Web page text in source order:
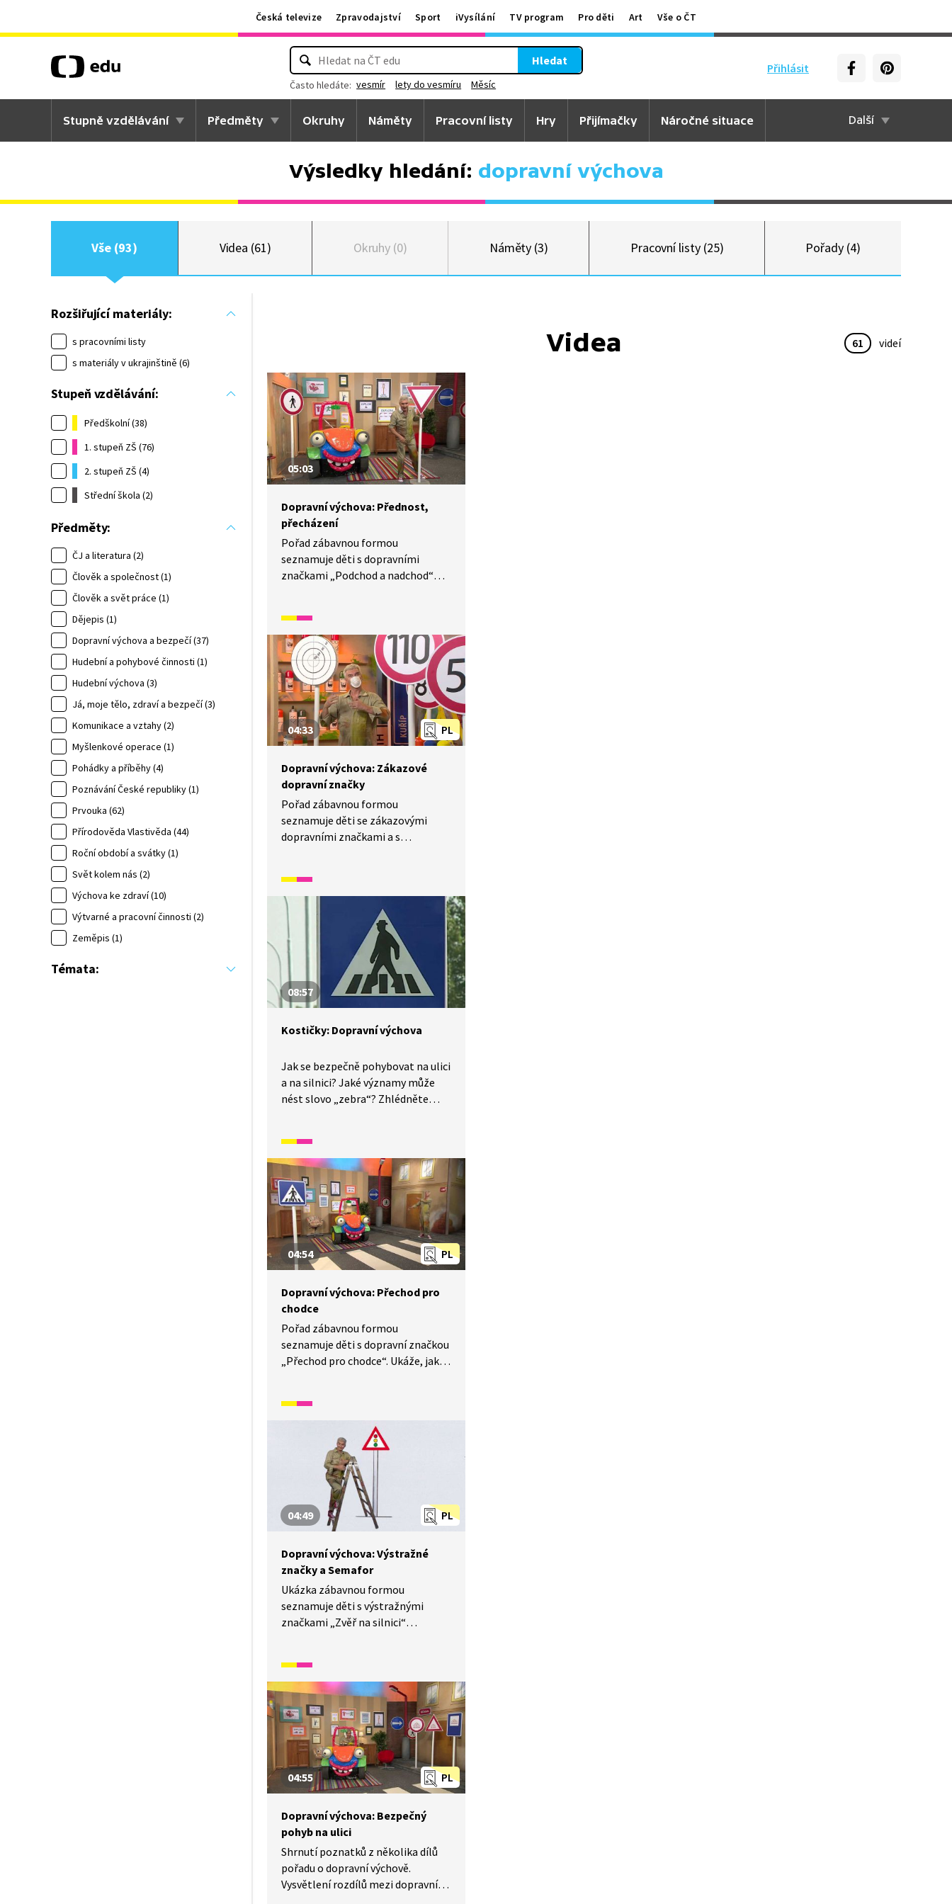
Česká televize Zpravodajství Sport iVysílání TV program Pro děti Art Vše o ČT
Přihlásit
Hledat
Často hledáte: vesmír lety do vesmíru Měsíc
Stupně vzdělávání Předměty Okruhy Náměty Pracovní listy Hry Přijímačky Náročné situace Další
Výsledky hledání: dopravní výchova
Vše (93) Videa (61) Okruhy (0) Náměty (3) Pracovní listy (25) Pořady (4)
Rozšiřující materiály:
s pracovními listy
s materiály v ukrajinštině (6)
Stupeň vzdělávání:
Předškolní (38)
1. stupeň ZŠ (76)
2. stupeň ZŠ (4)
Střední škola (2)
Předměty:
ČJ a literatura (2)
Člověk a společnost (1)
Člověk a svět práce (1)
Dějepis (1)
Dopravní výchova a bezpečí (37)
Hudební a pohybové činnosti (1)
Hudební výchova (3)
Já, moje tělo, zdraví a bezpečí (3)
Komunikace a vztahy (2)
Myšlenkové operace (1)
Pohádky a příběhy (4)
Poznávání České republiky (1)
Prvouka (62)
Přírodověda Vlastivěda (44)
Roční období a svátky (1)
Svět kolem nás (2)
Výchova ke zdraví (10)
Výtvarné a pracovní činnosti (2)
Zeměpis (1)
Témata:
Videa 61 videí
05:03
Dopravní výchova: Přednost,
přecházení
Pořad zábavnou formou
seznamuje děti s dopravními
značkami „Podchod a nadchod“
s červeným okrajem člověka chrání
před nebezpečím, například
„Zákaz vstupu chodců“.
PL
04:33
Dopravní výchova: Zákazové
dopravní značky
Pořad zábavnou formou
seznamuje děti se zákazovými
dopravními značkami a s
značky slouží a proč se musejí
dodržovat. Dále si díky názorné
ukázce uvědomí, jak je důležité mít
bezpečnostní zábrany a dbát
na bezpečný pohyb na chodníku
vedle silnice.
08:57
Kostičky: Dopravní výchova
Jak se bezpečně pohybovat na ulici
a na silnici? Jaké významy může
nést slovo „zebra“? Zhlédněte
značek, bezpečného cestování
autem i ochrany před úrazy na kole.
PL
04:54
Dopravní výchova: Přechod pro
chodce
Pořad zábavnou formou
seznamuje děti s dopravní značkou
„Přechod pro chodce“. Ukáže, jak
na silnici“. Dále se v pořadu
objevuje názorná ukázka toho,
jakým způsobem má člověk
správně přes přechod přejít.
PL
04:49
Dopravní výchova: Výstražné
značky a Semafor
Ukázka zábavnou formou
seznamuje děti s výstražnými
značkami „Zvěř na silnici“
dopravní značky vypadají, a jaký
mají význam. Zjistí také, kdy se smí
a nesmí přecházet přes přechod,
tedy který panáček ukazuje STŮJ
a který MŮŽEŠ JÍT.
PL
04:55
Dopravní výchova: Bezpečný
pohyb na ulici
Shrnutí poznatků z několika dílů
pořadu o dopravní výchově.
Vysvětlení rozdílů mezi dopravními